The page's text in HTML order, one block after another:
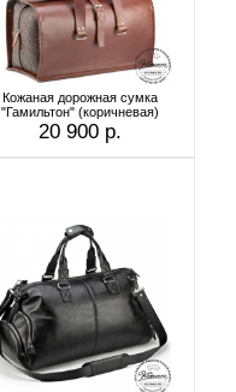
Кожаная дорожная сумка
"Гамильтон" (коричневая)
20 900 р.